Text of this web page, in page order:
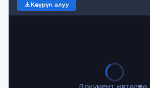
Көчүрүп алуу
Документ